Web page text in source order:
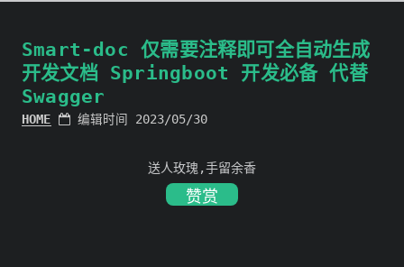
Smart-doc 仅需要注释即可全自动生成
开发文档 Springboot 开发必备 代替
Swagger
HOME 编辑时间 2023/05/30
送人玫瑰,手留余香
赞赏